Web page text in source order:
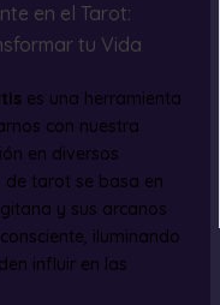
en el Tarot:
tu Vida
es una herramienta
con nuestra
en diversos
de tarot se basa en
y sus arcanos
iluminando
influir en las